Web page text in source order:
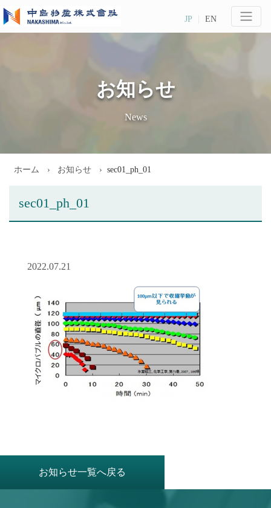
EN
JP
お知らせ
News
ホーム お知らせ sec01_ph_01
sec01_ph_01
2022.07.21
お知らせ一覧へ戻る